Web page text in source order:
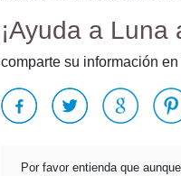
¡Ayuda a
comparte su información
Por favor entienda que